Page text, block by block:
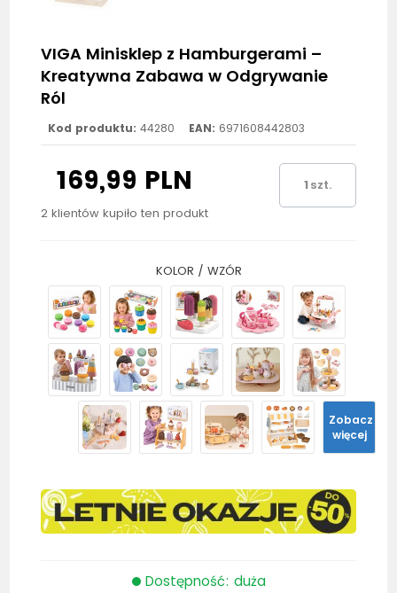
VIGA Minisklep z Hamburgerami –
Kreatywna Zabawa w Odgrywanie
Ról
Kod produktu: 44280 EAN: 6971608442803
169,99 PLN
2 klientów kupiło ten produkt
szt.
KOLOR / WZÓR
Zobacz
więcej
Dostępność: duża